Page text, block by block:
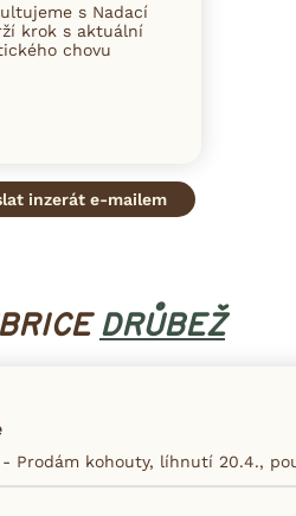
s Nadací
krok s aktuální
chovu
inzerát e-mailem
DRŮBEŽ
Prodám kohouty, líhnutí 20.4.,